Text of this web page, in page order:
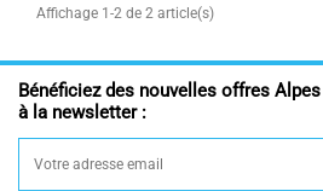
Affichage 1-2 de 2 article(s)
Bénéficiez des nouvelles offres
à la newsletter :